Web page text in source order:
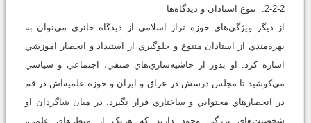
2-2-2. تنوع استادان و ديدگاه‌ها
از ديگر ويژگي‌هاي حوزه تراز اسلامي از ديدگاه حائري مي‌توان به
بهره‌مندي از استادان متنوع و جلوگيري از استبداد و انحصار آموزشي
اشاره کرد. او بدور از حاشيه‌سازي‌هاي صنفي، اجتماعي و سياسي
مي‌کوشید تا مجلس درسش در عراق و ايران و حوزه علميه‌اش در قم
در انحصارهاي محتوايي و ساختاري قرار نگيرد. در ميان شاگردان او
شخصيت‌هاي بزرگي وجود دارند که هريک از منظرهاي علمي،